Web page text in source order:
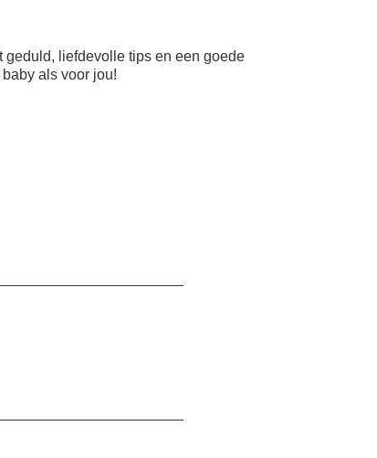
liefdevolle tips en een goede
als voor jou!